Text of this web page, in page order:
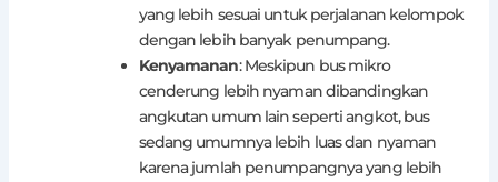
yang lebih sesuai untuk perjalanan kelompok
dengan lebih banyak penumpang.
Kenyamanan: Meskipun bus mikro
cenderung lebih nyaman dibandingkan
angkutan umum lain seperti angkot, bus
sedang umumnya lebih luas dan nyaman
karena jumlah penumpangnya yang lebih